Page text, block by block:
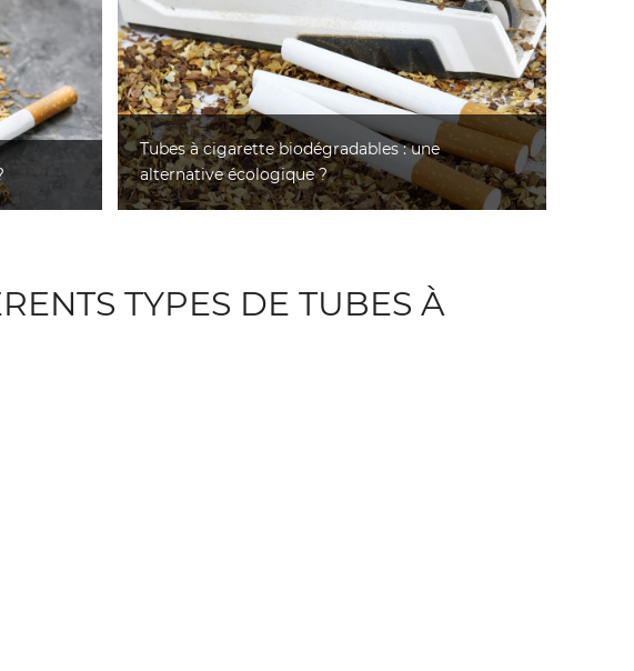
Tubes à cigarette biodégradables : une
alternative écologique ?
TYPES DE TUBES À